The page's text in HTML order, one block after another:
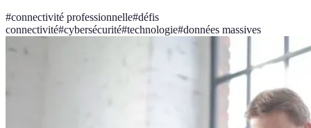
#connectivité professionnelle#défis
connectivité#cybersécurité#technologie#données massives